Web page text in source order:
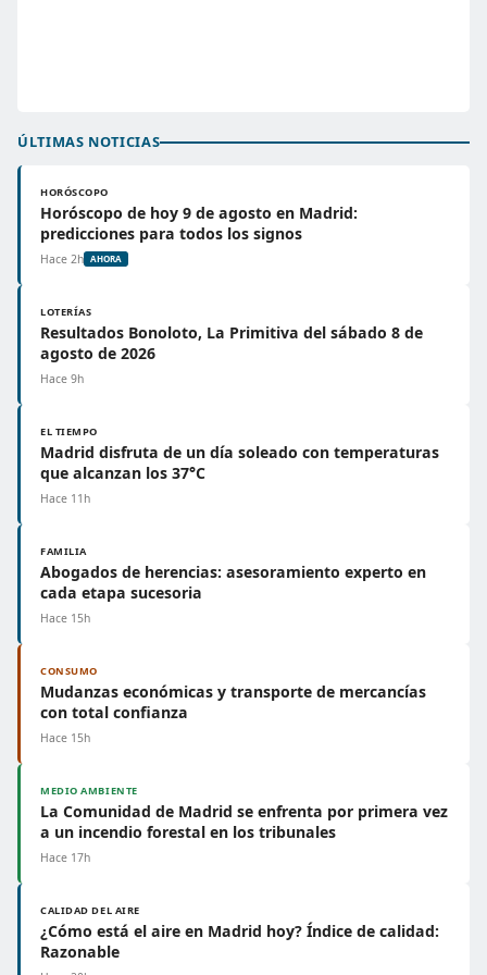
ÚLTIMAS NOTICIAS
HORÓSCOPO
Horóscopo de hoy 9 de agosto en Madrid:
predicciones para todos los signos
Hace 2h AHORA
LOTERÍAS
Resultados Bonoloto, La Primitiva del sábado 8 de
agosto de 2026
Hace 9h
EL TIEMPO
Madrid disfruta de un día soleado con temperaturas
que alcanzan los 37°C
Hace 11h
FAMILIA
Abogados de herencias: asesoramiento experto en
cada etapa sucesoria
Hace 15h
CONSUMO
Mudanzas económicas y transporte de mercancías
con total confianza
Hace 15h
MEDIO AMBIENTE
La Comunidad de Madrid se enfrenta por primera vez
a un incendio forestal en los tribunales
Hace 17h
CALIDAD DEL AIRE
¿Cómo está el aire en Madrid hoy? Índice de calidad:
Razonable